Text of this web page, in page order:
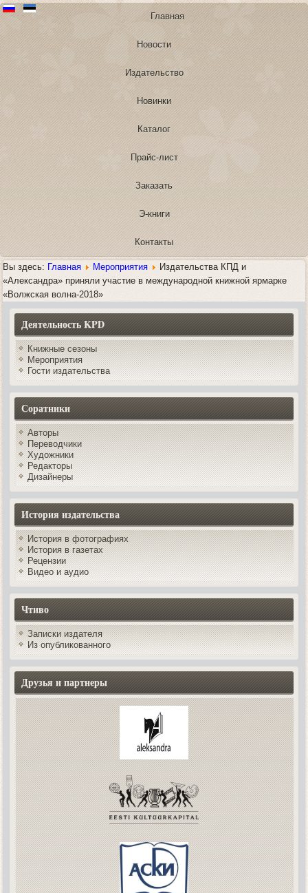
Главная
Новости
Издательство
Новинки
Каталог
Прайс-лист
Заказать
Э-книги
Контакты
Вы здесь: Главная Мероприятия
Издательства КПД и
«Александра» приняли участие в международной книжной ярмарке
«Волжская волна-2018»
Деятельность KPD
Книжные сезоны
Мероприятия
Гости издательства
Соратники
Авторы
Переводчики
Художники
Редакторы
Дизайнеры
История издательства
История в фотографиях
История в газетах
Рецензии
Видео и аудио
Чтиво
Записки издателя
Из опубликованного
Друзья и партнеры